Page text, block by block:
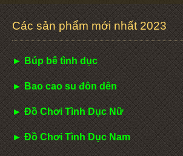
Các sản phẩm mới nhất 2023
► Búp bê tình dục
► Bao cao su đôn dên
► Đồ Chơi Tình Dục Nữ
► Đồ Chơi Tình Dục Nam